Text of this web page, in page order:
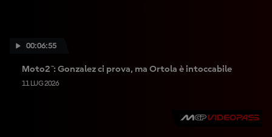
00:06:55
Moto2™: Gonzalez ci prova, ma Ortola è intoccabile
11 LUG 2026